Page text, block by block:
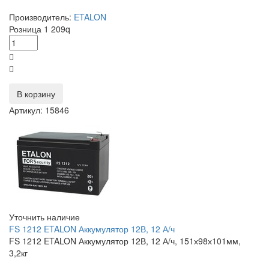
Производитель: ETALON
Розница 1 209q
В корзину
Артикул: 15846
Уточнить наличие
FS 1212 ETALON Аккумулятор 12В, 12 А/ч
FS 1212 ETALON Аккумулятор 12В, 12 А/ч, 151х98х101мм,
3,2кг